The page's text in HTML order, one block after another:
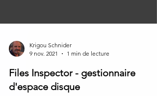
9 nov. 2021
1 min de lecture
Files Inspector - gestionnaire